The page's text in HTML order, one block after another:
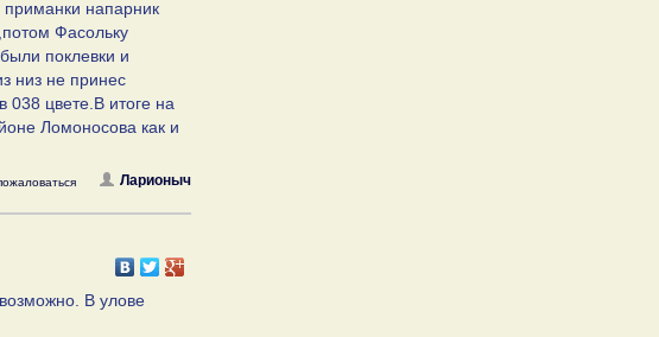
напарник
Фасольку
поклевки и
низ не принес
038 цвете.В итоге на
Ломоносова как и
Ларионыч
В улове